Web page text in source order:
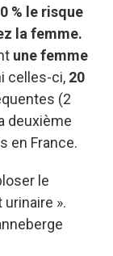
% le risque
la femme.
une femme
celles-ci, 20
(2
deuxième
en France.
le
».